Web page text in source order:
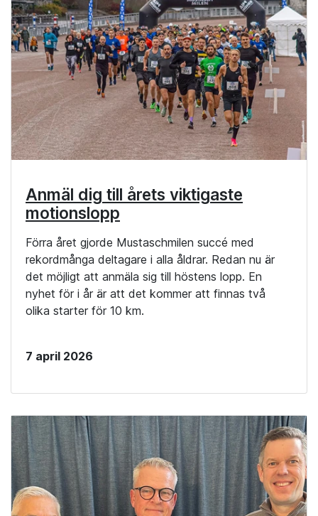
Anmäl dig till årets viktigaste
motionslopp
Förra året gjorde Mustaschmilen succé med
rekordmånga deltagare i alla åldrar. Redan nu är
det möjligt att anmäla sig till höstens lopp. En
nyhet för i år är att det kommer att finnas två
olika starter för 10 km.
7 april 2026